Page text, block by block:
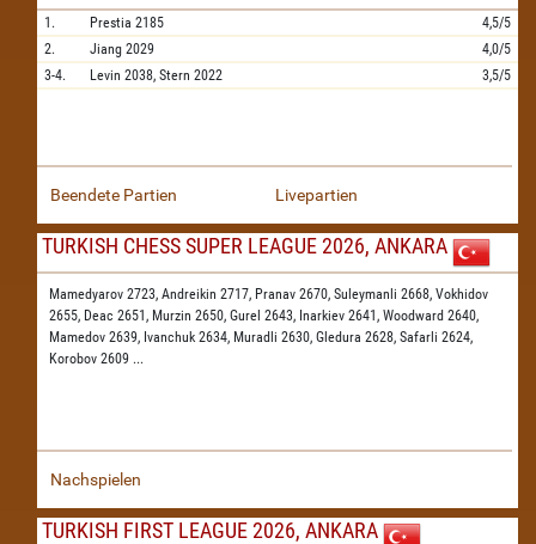
1. Prestia 2185
4,5/5
2.
Jiang 2029
4,0/5
3-4.
Levin 2038, Stern 2022 3,5/5
Beendete Partien Livepartien
TURKISH CHESS SUPER LEAGUE 2026, ANKARA
Mamedyarov 2723, Andreikin 2717, Pranav 2670, Suleymanli 2668, Vokhidov
2655, Deac 2651, Murzin 2650, Gurel 2643, Inarkiev 2641, Woodward 2640,
Mamedov 2639, Ivanchuk 2634, Muradli 2630, Gledura 2628, Safarli 2624,
Korobov 2609 ...
Nachspielen
TURKISH FIRST LEAGUE 2026, ANKARA